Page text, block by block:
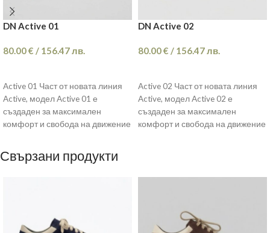
DN Active 01
80.00€ / 156.47лв.
Active 01 Част от новата линия
Active, модел Active 01 е
създаден за максимален
комфорт и свобода на движение
DN Active 02
80.00€ / 156.47лв.
Active 02 Част от новата линия
Active, модел Active 02 е
създаден за максимален
комфорт и свобода на движение
Свързани продукти